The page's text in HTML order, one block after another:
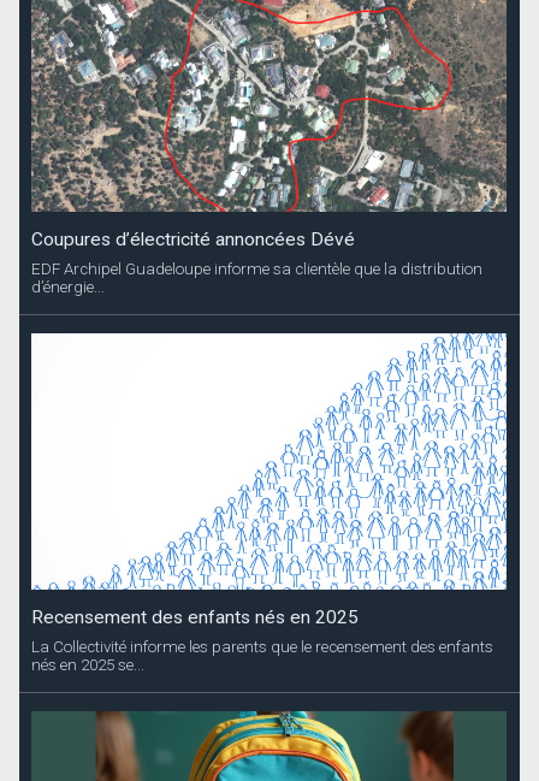
Coupures d’électricité annoncées Dévé
EDF Archipel Guadeloupe informe sa clientèle que la distribution
d’énergie...
Recensement des enfants nés en 2025
La Collectivité informe les parents que le recensement des enfants
nés en 2025 se...